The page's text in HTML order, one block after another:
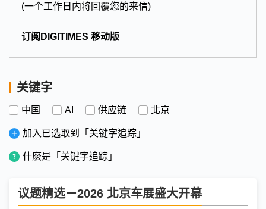
(一个工作日内将回覆您的来信)
订阅DIGITIMES 移动版
关键字
中国 AI 供应链 北京
加入已选取到「关键字追踪」
什麽是「关键字追踪」
议题精选－2026 北京车展盛大开幕